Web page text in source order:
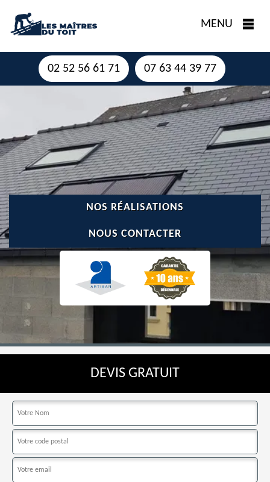
MENU
02 52 56 61 71 07 63 44 39 77
NOS RÉALISATIONS
NOUS CONTACTER
DEVIS GRATUIT